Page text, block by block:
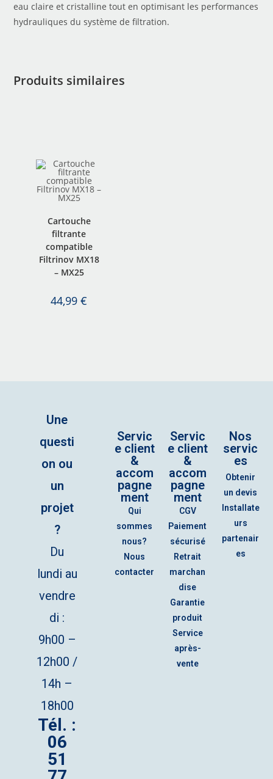
eau claire et cristalline tout en optimisant les performances
hydrauliques du système de filtration.
Produits similaires
Cartouche
filtrante
compatible
Filtrinov MX18
– MX25
44,99€
Une
questi
on ou
un
projet
?
Du
lundi au
vendre
di :
9h00 –
12h00 /
14h –
18h00
Tél. :
06
51
Servic
e client
&
accom
pagne
ment
Qui
sommes
nous?
Nous
contacter
Servic
e client
&
accom
pagne
ment
CGV
Paiement
sécurisé
Retrait
marchan
dise
Garantie
produit
Service
après-
vente
Nos
servic
es
Obtenir
un devis
Installate
urs
partenair
es